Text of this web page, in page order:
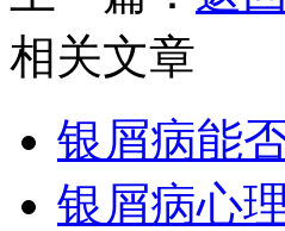
相关文章
银屑病能
银屑病心